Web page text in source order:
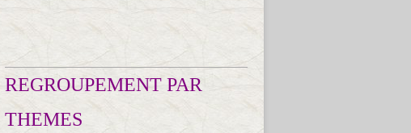
REGROUPEMENT PAR
THEMES